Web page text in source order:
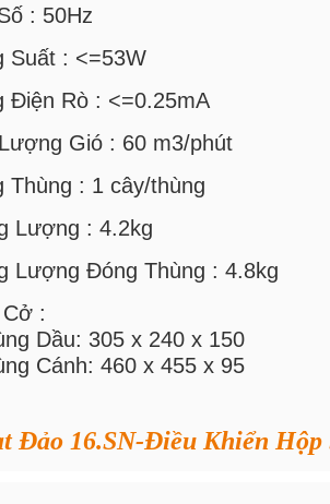
: 50Hz
Suất : <=53W
Điện Rò : <=0.25mA
Gió : 60 m3/phút
Thùng : 1 cây/thùng
Lượng : 4.2kg
Lượng Đóng Thùng : 4.8kg
:
Dầu: 305 x 240 x 150
Cánh: 460 x 455 x 95
Đảo 16.SN-Điều Khiển Hộp